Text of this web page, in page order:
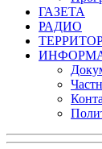
ГАЗЕТА
РАДИО